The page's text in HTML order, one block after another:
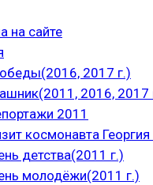
на сайте
2017 г.)
2016, 2017
2011
космонавта
детства(2011 г.)
молодёжи(2011 г.)